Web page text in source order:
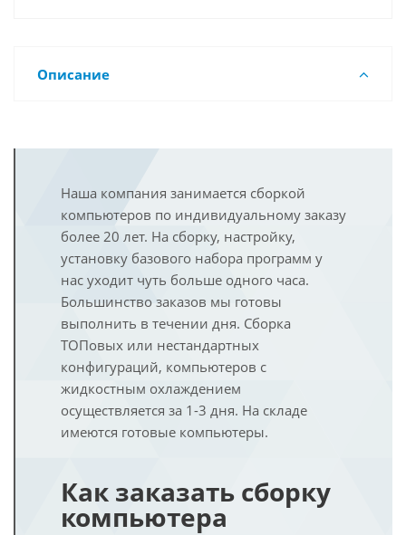
Описание
Наша компания занимается сборкой
компьютеров по индивидуальному заказу
более 20 лет. На сборку, настройку,
установку базового набора программ у
нас уходит чуть больше одного часа.
Большинство заказов мы готовы
выполнить в течении дня. Сборка
ТОПовых или нестандартных
конфигураций, компьютеров с
жидкостным охлаждением
осуществляется за 1-3 дня. На складе
имеются готовые компьютеры.
Как заказать сборку
компьютера